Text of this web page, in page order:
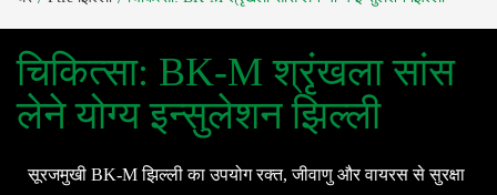
चिकित्सा: BK-M श्रृंखला सांस
लेने योग्य इन्सुलेशन झिल्ली
सूरजमुखी BK-M झिल्ली का उपयोग रक्त, जीवाणु और वायरस से सुरक्षा